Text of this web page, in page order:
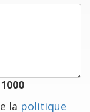
1000
la politique